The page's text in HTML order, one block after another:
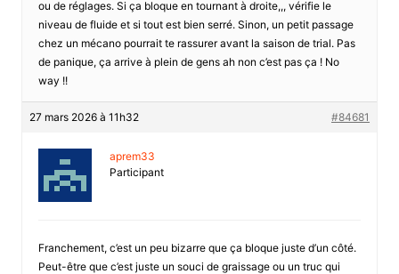
ou de réglages. Si ça bloque en tournant à droite,,, vérifie le
niveau de fluide et si tout est bien serré. Sinon, un petit passage
chez un mécano pourrait te rassurer avant la saison de trial. Pas
de panique, ça arrive à plein de gens ah non c’est pas ça ! No
way !!
27 mars 2026 à 11h32 #84681
aprem33
Participant
Franchement, c’est un peu bizarre que ça bloque juste d’un côté.
Peut-être que c’est juste un souci de graissage ou un truc qui